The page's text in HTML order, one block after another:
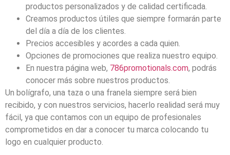
productos personalizados y de calidad certificada.
Creamos productos útiles que siempre formarán parte
del día a día de los clientes.
Precios accesibles y acordes a cada quien.
Opciones de promociones que realiza nuestro equipo.
En nuestra página web, 786promotionals.com, podrás
conocer más sobre nuestros productos.
Un bolígrafo, una taza o una franela siempre será bien
recibido, y con nuestros servicios, hacerlo realidad será muy
fácil, ya que contamos con un equipo de profesionales
comprometidos en dar a conocer tu marca colocando tu
logo en cualquier producto.